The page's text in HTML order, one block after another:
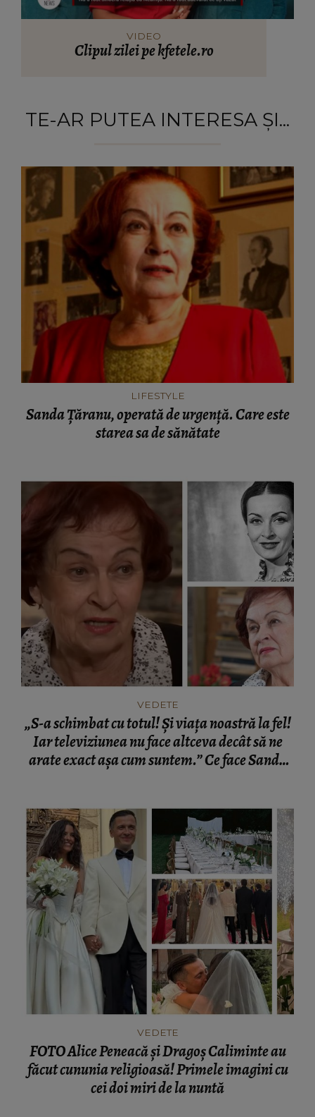
VIDEO
Clipul zilei pe kfetele.ro
TE-AR PUTEA INTERESA ȘI...
LIFESTYLE
Sanda Țăranu, operată de urgență. Care este
starea sa de sănătate
VEDETE
„S-a schimbat cu totul! Și viața noastră la fel!
Iar televiziunea nu face altceva decât să ne
arate exact așa cum suntem.” Ce face Sanda
VEDETE
FOTO Alice Peneacă și Dragoș Caliminte au
făcut cununia religioasă! Primele imagini cu
cei doi miri de la nuntă